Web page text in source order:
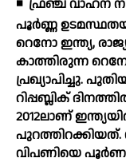
◾ ഫ്രഞ്ച് വാഹന
പൂര്‍ണ്ണ
റെനോ ഇന്ത്യ,
കാത്തിരുന്ന റെനോ
പ്രഖ്യാപിച്ചു.
റിപ്പബ്ലിക്
2012ലാണ്
വിപണിയെ